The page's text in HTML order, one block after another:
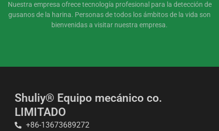
Nuestra empresa ofrece tecnología profesional para la detección de
gusanos de la harina. Personas de todos los ámbitos de la vida son
bienvenidas a visitar nuestra empresa.
Shuliy® Equipo mecánico co.
LIMITADO
+86-13673689272